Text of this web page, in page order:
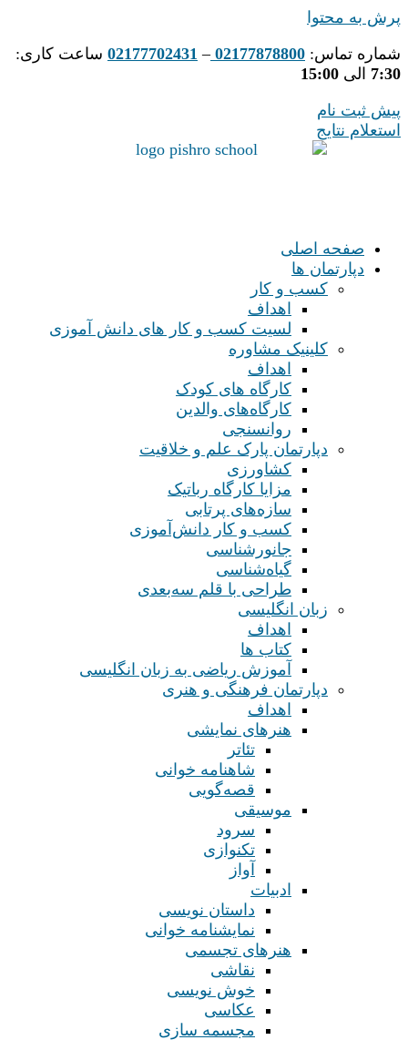
پرش به محتوا
شماره تماس: 02177878800
–
02177702431 ساعت کاری:
7:30 الی 15:00
پیش ثبت نام
استعلام نتایج
صفحه اصلی
دپارتمان ها
کسب و کار
اهداف
لسیت کسب و کار های دانش آموزی
کلینیک مشاوره
اهداف
کارگاه های کودک
کارگاه‌های والدین
روانسنجی
دپارتمان پارک علم و خلاقیت
کشاورزی
مزایا کارگاه رباتیک
سازه‌های پرتابی
کسب و کار دانش‌آموزی
جانورشناسی
گیاه‌شناسی
طراحی با قلم سه‌بعدی
زبان انگلیسی
اهداف
کتاب ها
آموزش ریاضی به زبان انگلیسی
دپارتمان فرهنگی و هنری
اهداف
هنرهای نمایشی
تئاتر
شاهنامه خوانی
قصه‌گویی
موسیقی
سرود
تکنوازی
آواز
ادبیات
داستان نویسی
نمایشنامه خوانی
هنرهای تجسمی
نقاشی
خوش نویسی
عکاسی
مجسمه سازی